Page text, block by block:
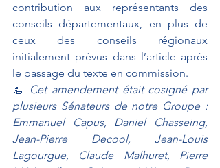
contribution aux représentants des
conseils départementaux, en plus de
ceux des conseils régionaux
initialement prévus dans l’article après
le passage du texte en commission.
📃 Cet amendement était cosigné par
plusieurs Sénateurs de notre Groupe :
Emmanuel Capus, Daniel Chasseing,
Jean-Pierre Decool, Jean-Louis
Lagourgue, Claude Malhuret, Pierre